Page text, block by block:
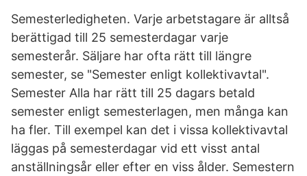
Semesterledigheten. Varje arbetstagare är alltså
berättigad till 25 semesterdagar varje
semesterår. Säljare har ofta rätt till längre
semester, se "Semester enligt kollektivavtal".
Semester Alla har rätt till 25 dagars betald
semester enligt semesterlagen, men många kan
ha fler. Till exempel kan det i vissa kollektivavtal
läggas på semesterdagar vid ett visst antal
anställningsår eller efter en viss ålder. Semestern